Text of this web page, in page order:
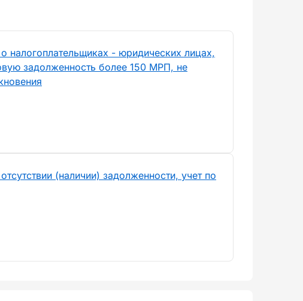
налогоплательщиках - юридических лицах,
задолженность более 150 МРП, не
(наличии) задолженности, учет по